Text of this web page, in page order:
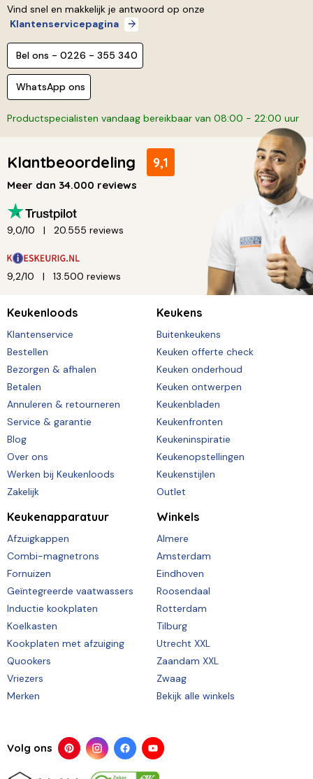
Vind snel en makkelijk je antwoord op onze
Klantenservicepagina
Bel ons - 0226 - 355 340
WhatsApp ons
Productspecialisten vandaag bereikbaar van 08:00 - 22:00 uur
Klantbeoordeling 9,1
Meer dan 34.000 reviews
9,0/10 20.555 reviews
9,2/10 13.500 reviews
Keukenloods
Klantenservice
Bestellen
Bezorgen & afhalen
Betalen
Annuleren & retourneren
Service & garantie
Blog
Over ons
Werken bij Keukenloods
Zakelijk
Keukens
Buitenkeukens
Keuken offerte check
Keuken onderhoud
Keuken ontwerpen
Keukenbladen
Keukenfronten
Keukeninspiratie
Keukenopstellingen
Keukenstijlen
Outlet
Keukenapparatuur
Afzuigkappen
Combi-magnetrons
Fornuizen
Geïntegreerde vaatwassers
Inductie kookplaten
Koelkasten
Kookplaten met afzuiging
Quookers
Vriezers
Merken
Winkels
Almere
Amsterdam
Eindhoven
Roosendaal
Rotterdam
Tilburg
Utrecht XXL
Zaandam XXL
Zwaag
Bekijk alle winkels
Volg ons